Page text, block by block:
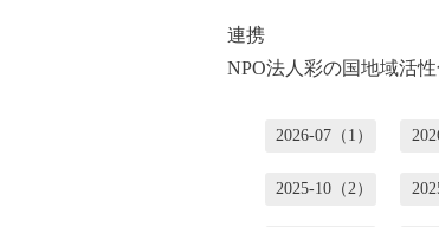
連携
NPO法人彩の国地域活
2026-07（1）
2025-10（2）